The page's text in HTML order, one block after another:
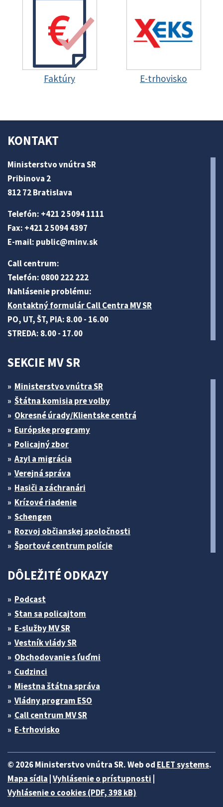
Faktúry E-trhovisko
KONTAKT
Ministerstvo vnútra SR
Pribinova 2
812 72 Bratislava
Telefón: +421 2 5094 1111
Fax: +421 2 5094 4397
E-mail: public@minv.sk
Call centrum:
Telefón: 0800 222 222
Nahlásenie problému:
Kontaktný formulár Call Centra MV SR
PO, UT, ŠT, PIA: 8.00 - 16.00
STREDA: 8.00 - 17.00
SEKCIE MV SR
Ministerstvo vnútra SR
Štátna komisia pre volby
Okresné úrady/Klientske centrá
Európske programy
Policajný zbor
Azyl a migrácia
Verejná správa
Hasiči a záchranári
Krízové riadenie
Schengen
Rozvoj občianskej spoločnosti
Športové centrum polície
DÔLEŽITÉ ODKAZY
Podcast
Stan sa policajtom
E-služby MV SR
Vestník vlády SR
Obchodovanie s ľuďmi
Cudzinci
Miestna štátna správa
Vládny program ESO
Call centrum MV SR
E-trhovisko
© 2026 Ministerstvo vnútra SR. Web od ELET systems.
Mapa sídla Vyhlásenie o prístupnosti
Vyhlásenie o cookies (PDF, 398 kB)